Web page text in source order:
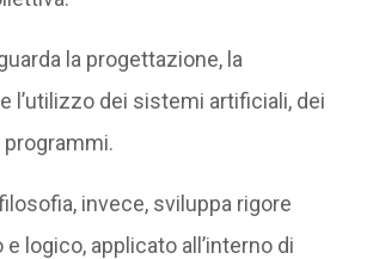
la progettazione, la
l’utilizzo dei sistemi artificiali, dei
invece, sviluppa rigore
logico, applicato all’interno di